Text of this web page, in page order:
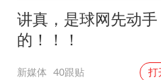
乐享
讲真，是球网先动手
的！！！
新媒体 40跟贴 打